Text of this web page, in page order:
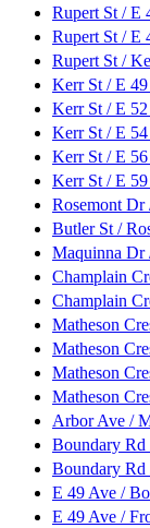
Rupert St / E
Rupert St / E
Rupert St /
Kerr St / E
Kerr St / E
Kerr St / E
Kerr St / E
Kerr St / E
Rosemont Dr
Butler St /
Maquinna Dr
Champlain
Champlain
Matheson
Matheson
Matheson
Matheson
Arbor Ave /
Boundary
Boundary Rd
E 49 Ave /
E 49 Ave /